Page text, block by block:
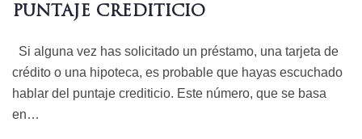
PUNTAJE CREDITICIO
Si alguna vez has solicitado un préstamo, una tarjeta de
crédito o una hipoteca, es probable que hayas escuchado
hablar del puntaje crediticio. Este número, que se basa
en…